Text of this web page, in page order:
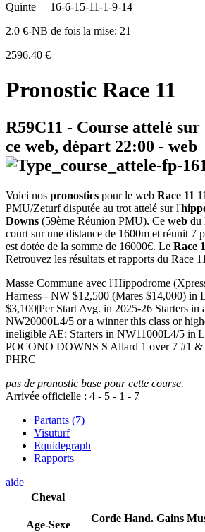
Quinte
16-6-15-11-1-9-14
2.0 €-NB de fois la mise: 21
2596.40 €
Pronostic Race 11
R59C11 - Course attelé
ce web, départ 22:00 - web
Voici nos pronostics pour le web Race 11
PMU/Zeturf disputée au trot attelé sur l'
Downs (59ème Réunion PMU). Ce web du
court sur une distance de 1600m et réunit 7
est dotée de la somme de 16000€. Le Race
Retrouvez les résultats et rapports du Race
Masse Commune avec l'Hippodrome
Harness - NW $12,500 (Mares $14,000) in
$3,100|Per Start Avg. in 2025-26 Starters in
NW20000L4/5 or a winner this class or
ineligible AE: Starters in NW11000L4/5
POCONO DOWNS S Allard 1 over 7 #1 &
PHRC
pas de pronostic base pour cette course.
Arrivée officielle : 4 - 5 - 1 - 7
Partants (7)
Visuturf
Equidegraph
Rapports
aide
Cheval
Age-Sexe
Corde Hand. Gains